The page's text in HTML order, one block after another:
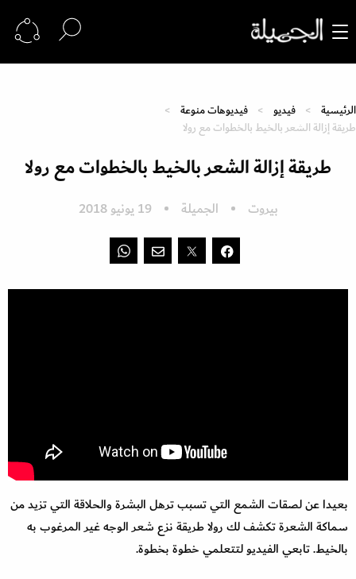
الرئيسية فيديو
فيديوهات منوعة
طريقة إزالة الشعر بالخيط بالخطوات مع رولا
طريقة إزالة الشعر بالخيط بالخطوات مع رولا
بيروت الجميلة 19 يونيو 2018
بعيدا عن لصقات الشمع التي تسبب ترهل البشرة والحلاقة التي تزيد من
سماكة الشعرة تكشف لك رولا طريقة نزع شعر الوجه غير المرغوب به
بالخيط. تابعي الفيديو لتتعلمي خطوة بخطوة.